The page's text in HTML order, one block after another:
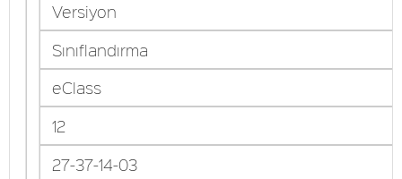
Versiyon
Sınıflandırma
eClass
12
27-37-14-03